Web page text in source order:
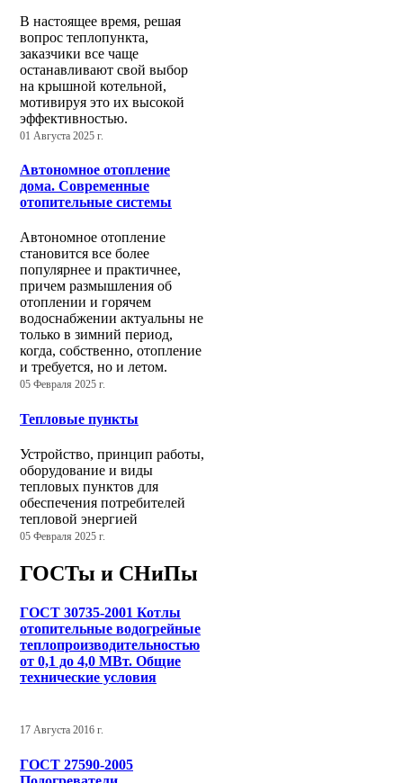
В настоящее время, решая
вопрос теплопункта,
заказчики все чаще
останавливают свой выбор
на крышной котельной,
мотивируя это их высокой
эффективностью.
01 Августа 2025 г.
Автономное отопление
дома. Современные
отопительные системы
Автономное отопление
становится все более
популярнее и практичнее,
причем размышления об
отоплении и горячем
водоснабжении актуальны не
только в зимний период,
когда, собственно, отопление
и требуется, но и летом.
05 Февраля 2025 г.
Тепловые пункты
Устройство, принцип работы,
оборудование и виды
тепловых пунктов для
обеспечения потребителей
тепловой энергией
05 Февраля 2025 г.
ГОСТы и СНиПы
ГОСТ 30735-2001 Котлы
отопительные водогрейные
теплопроизводительностью
от 0,1 до 4,0 МВт. Общие
технические условия
17 Августа 2016 г.
ГОСТ 27590-2005